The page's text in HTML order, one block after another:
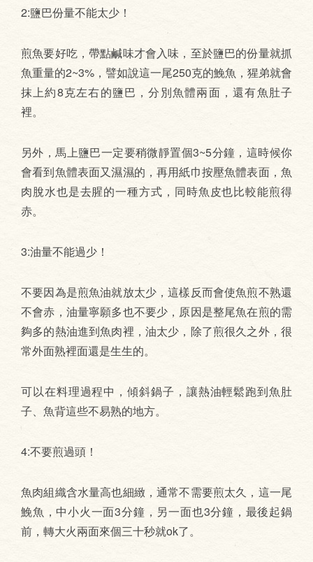
2:鹽巴份量不能太少！
煎魚要好吃，帶點鹹味才會入味，至於鹽巴的份量就抓
魚重量的2~3%，譬如說這一尾250克的鮸魚，猩弟就會
抹上約8克左右的鹽巴，分別魚體兩面，還有魚肚子
裡。
另外，馬上鹽巴一定要稍微靜置個3~5分鐘，這時候你
會看到魚體表面又濕濕的，再用紙巾按壓魚體表面，魚
肉脫水也是去腥的一種方式，同時魚皮也比較能煎得
赤。
3:油量不能過少！
不要因為是煎魚油就放太少，這樣反而會使魚煎不熟還
不會赤，油量寧願多也不要少，原因是整尾魚在煎的需
夠多的熱油進到魚肉裡，油太少，除了煎很久之外，很
常外面熟裡面還是生生的。
可以在料理過程中，傾斜鍋子，讓熱油輕鬆跑到魚肚
子、魚背這些不易熟的地方。
4:不要煎過頭！
魚肉組織含水量高也細緻，通常不需要煎太久，這一尾
鮸魚，中小火一面3分鐘，另一面也3分鐘，最後起鍋
前，轉大火兩面來個三十秒就ok了。